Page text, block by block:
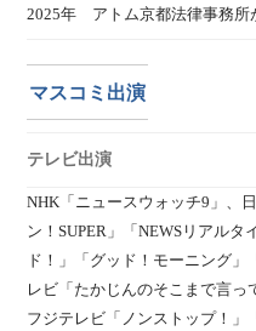
2025年 アトム京都法律事務所
マスコミ出演
テレビ出演
NHK「ニュースウォッチ9」、
ン！SUPER」「NEWSリアル
ド！」「グッド！モーニング
レビ「たかじんのそこまで言っ
フジテレビ「ノンストップ！」